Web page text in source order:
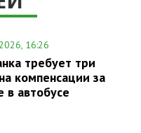
16:26
требует три
компенсации за
в автобусе